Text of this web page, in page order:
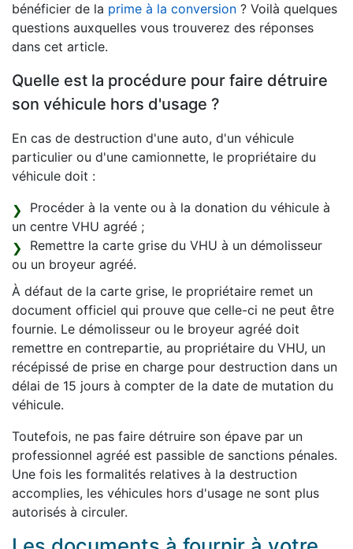
bénéficier de la prime à la conversion ? Voilà quelques
questions auxquelles vous trouverez des réponses
dans cet article.
Quelle est la procédure pour faire détruire
son véhicule hors d'usage ?
En cas de destruction d'une auto, d'un véhicule
particulier ou d'une camionnette, le propriétaire du
véhicule doit :
Procéder à la vente ou à la donation du véhicule à
un centre VHU agréé ;
Remettre la carte grise du VHU à un démolisseur
ou un broyeur agréé.
À défaut de la carte grise, le propriétaire remet un
document officiel qui prouve que celle-ci ne peut être
fournie. Le démolisseur ou le broyeur agréé doit
remettre en contrepartie, au propriétaire du VHU, un
récépissé de prise en charge pour destruction dans un
délai de 15 jours à compter de la date de mutation du
véhicule.
Toutefois, ne pas faire détruire son épave par un
professionnel agréé est passible de sanctions pénales.
Une fois les formalités relatives à la destruction
accomplies, les véhicules hors d'usage ne sont plus
autorisés à circuler.